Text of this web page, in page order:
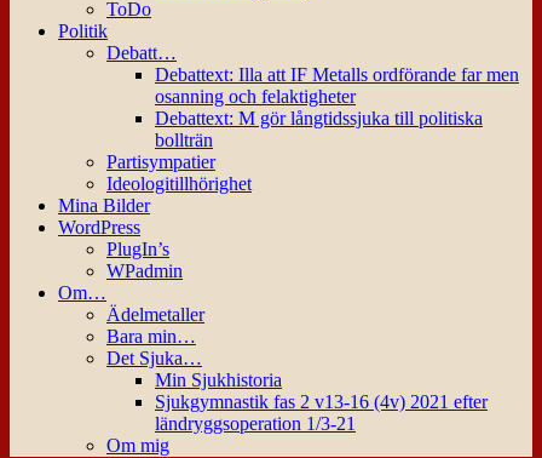
ToDo
Politik
Debatt…
Debattext: Illa att IF Metalls ordförande far men
osanning och felaktigheter
Debattext: M gör långtidssjuka till politiska
bollträn
Partisympatier
Ideologitillhörighet
Mina Bilder
WordPress
PlugIn’s
WPadmin
Om…
Ädelmetaller
Bara min…
Det Sjuka…
Min Sjukhistoria
Sjukgymnastik fas 2 v13-16 (4v) 2021 efter
ländryggsoperation 1/3-21
Om mig